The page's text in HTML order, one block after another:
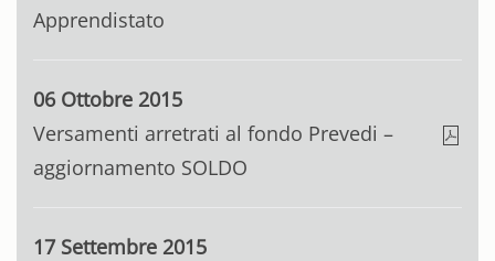
Apprendistato
06 Ottobre 2015
Versamenti arretrati al fondo Prevedi –
aggiornamento SOLDO
17 Settembre 2015